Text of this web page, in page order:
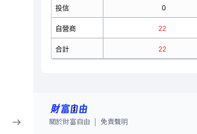
投信
自營商
合計
0
22
22
關於財富自由 免責聲明